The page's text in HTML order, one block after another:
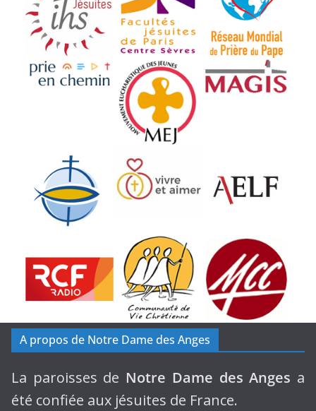
A propos de Notre Dame des Anges
La paroisses de Notre Dame des Anges a
été confiée aux jésuites de France.